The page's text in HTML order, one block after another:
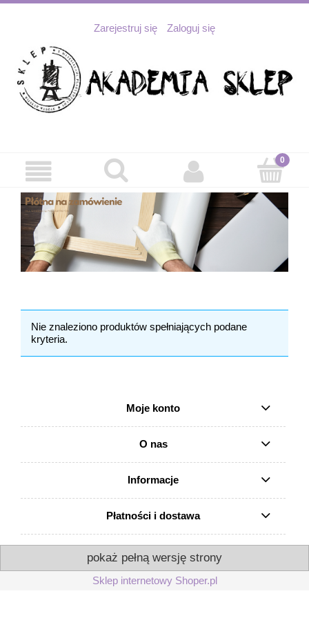
Zarejestruj się Zaloguj się
Nie znaleziono produktów spełniających podane
kryteria.
Moje konto
O nas
Informacje
Płatności i dostawa
pokaż pełną wersję strony
Sklep internetowy Shoper.pl